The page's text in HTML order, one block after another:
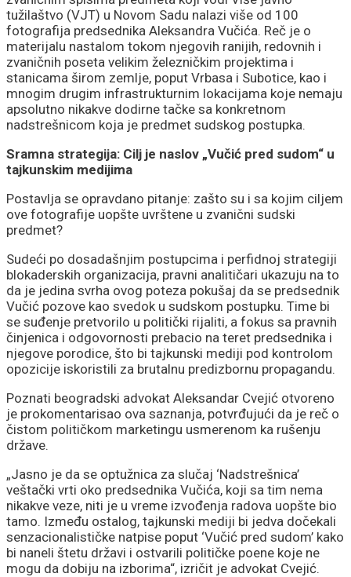
tužilaštvo (VJT) u Novom Sadu nalazi više od 100
fotografija predsednika Aleksandra Vučića. Reč je o
materijalu nastalom tokom njegovih ranijih, redovnih i
zvaničnih poseta velikim železničkim projektima i
stanicama širom zemlje, poput Vrbasa i Subotice, kao i
mnogim drugim infrastrukturnim lokacijama koje nemaju
apsolutno nikakve dodirne tačke sa konkretnom
nadstrešnicom koja je predmet sudskog postupka.
Sramna strategija: Cilj je naslov „Vučić pred sudom“ u
tajkunskim medijima
Postavlja se opravdano pitanje: zašto su i sa kojim ciljem
ove fotografije uopšte uvrštene u zvanični sudski
predmet?
Sudeći po dosadašnjim postupcima i perfidnoj strategiji
blokaderskih organizacija, pravni analitičari ukazuju na to
da je jedina svrha ovog poteza pokušaj da se predsednik
Vučić pozove kao svedok u sudskom postupku. Time bi
se suđenje pretvorilo u politički rijaliti, a fokus sa pravnih
činjenica i odgovornosti prebacio na teret predsednika i
njegove porodice, što bi tajkunski mediji pod kontrolom
opozicije iskoristili za brutalnu predizbornu propagandu.
Poznati beogradski advokat Aleksandar Cvejić otvoreno
je prokomentarisao ova saznanja, potvrđujući da je reč o
čistom političkom marketingu usmerenom ka rušenju
države.
„Jasno je da se optužnica za slučaj ‘Nadstrešnica’
veštački vrti oko predsednika Vučića, koji sa tim nema
nikakve veze, niti je u vreme izvođenja radova uopšte bio
tamo. Između ostalog, tajkunski mediji bi jedva dočekali
senzacionalističke natpise poput ‘Vučić pred sudom’ kako
bi naneli štetu državi i ostvarili političke poene koje ne
mogu da dobiju na izborima“, izričit je advokat Cvejić.